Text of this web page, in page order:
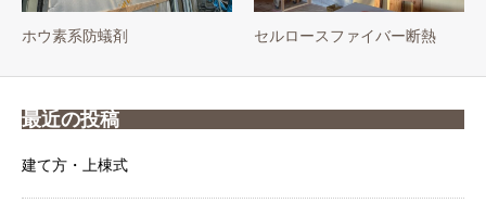
ホウ素系防蟻剤 セルロースファイバー断熱
最近の投稿
建て方・上棟式